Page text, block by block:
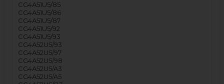
CG4A51U5/85
CG4A51U5/86
CG4A51U5/87
CG4A51U5/92
CG4A51U5/93
CG4A52U5/93
CG4A52U5/97
CG4A52U5/98
CG4A52U5/A3
CG4A52U5/A5